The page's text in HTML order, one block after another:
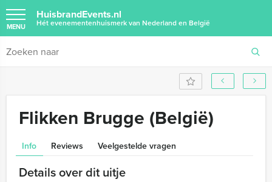
HuisbrandEvents.nl
Hét evenementenhuismerk van Nederland en België
MENU
Flikken Brugge (België)
Info Reviews Veelgestelde vragen
Details over dit uitje